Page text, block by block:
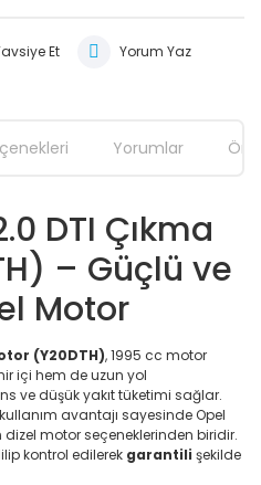
Et Yorum Yaz
Yorumlar
DTI Çıkma
– Güçlü ve
Motor
(Y20DTH), 1995 cc motor
içi hem de uzun yol
ve düşük yakıt tüketimi sağlar.
avantajı sayesinde Opel
dizel motor seçeneklerinden biridir.
kontrol edilerek garantili şekilde